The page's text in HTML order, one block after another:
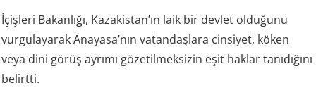
İçişleri Bakanlığı, Kazakistan’ın laik bir devlet olduğunu
vurgulayarak Anayasa’nın vatandaşlara cinsiyet, köken
veya dini görüş ayrımı gözetilmeksizin eşit haklar tanıdığını
belirtti.